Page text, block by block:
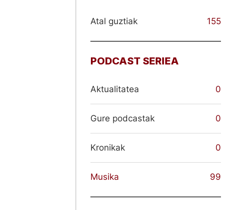
Atal guztiak 155
PODCAST SERIEA
Aktualitatea 0
Gure podcastak 0
Kronikak 0
Musika 99